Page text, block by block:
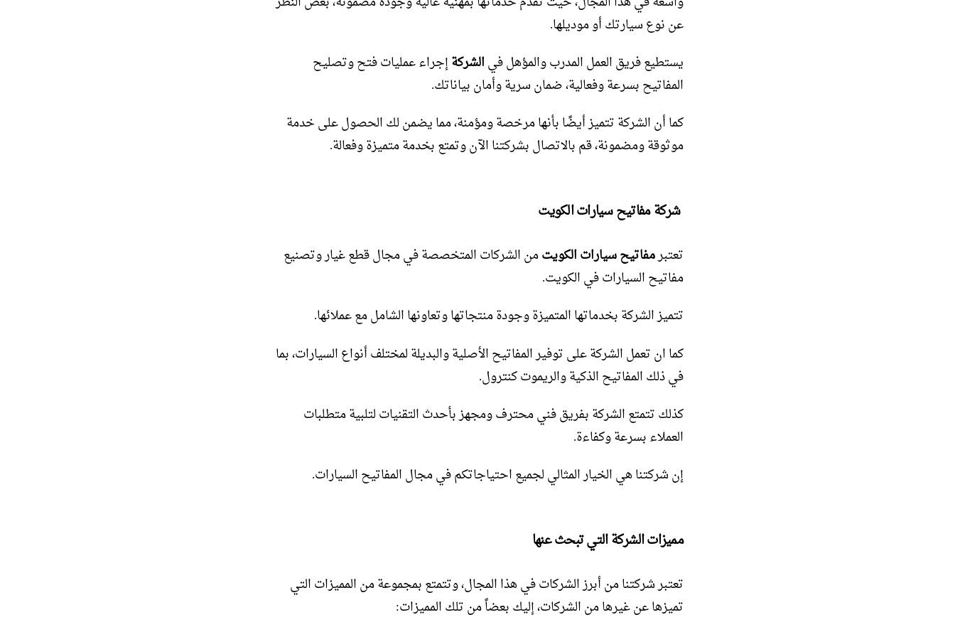
عن نوع سيارتك أو موديلها.
يستطيع فريق العمل المدرب والمؤهل فيالشركةإجراء عمليات فتح وتصليح
المفاتيح بسرعة وفعالية، ضمان سرية وأمان بياناتك.
كما أن الشركة تتميز أيضًا بأنها مرخصة ومؤمنة، مما يضمن لك الحصول على خدمة
موثوقة ومضمونة، قم بالاتصال بشركتنا الآن وتمتع بخدمة متميزة وفعالة.
شركة مفاتيح سيارات الكويت
تعتبرمفاتيح سيارات الكويتمن الشركات المتخصصة في مجال قطع غيار وتصنيع
مفاتيح السيارات في الكويت.
تتميز الشركة بخدماتها المتميزة وجودة منتجاتها وتعاونها الشامل مع عملائها.
كما ان تعمل الشركة على توفير المفاتيح الأصلية والبديلة لمختلف أنواع السيارات، بما
في ذلك المفاتيح الذكية والريموت كنترول.
كذلك تتمتع الشركة بفريق فني محترف ومجهز بأحدث التقنيات لتلبية متطلبات
العملاء بسرعة وكفاءة.
إن شركتنا هي الخيار المثالي لجميع احتياجاتكم في مجال المفاتيح السيارات.
مميزات الشركة التي تبحث عنها
تعتبر شركتنا من أبرز الشركات في هذا المجال، وتتمتع بمجموعة من المميزات التي
تميزها عن غيرها من الشركات، إليك بعضاً من تلك المميزات: